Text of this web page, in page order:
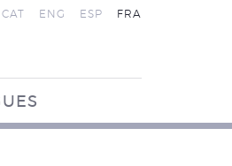
CAT ENG ESP FRA